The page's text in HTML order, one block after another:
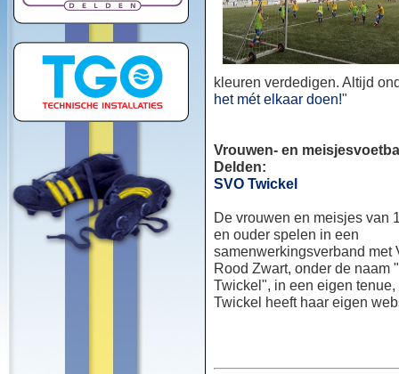
kleuren verdedigen. Altijd
het mét elkaar doen!"
Vrouwen- en
Delden:
SVO Twickel
De vrouwen en meisjes van
en ouder spelen in een
samenwerkingsverband met
Rood Zwart, onder de naam
Twickel", in een eigen
Twickel heeft haar eigen